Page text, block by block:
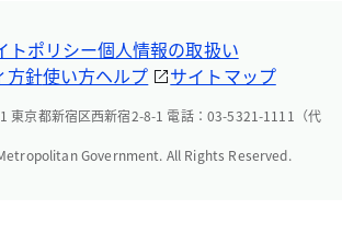
トポリシー個人情報の取扱い
方針使い方ヘルプ サイトマップ
東京都新宿区西新宿2-8-1 電話：03-5321-1111（代
Government. All Rights Reserved.